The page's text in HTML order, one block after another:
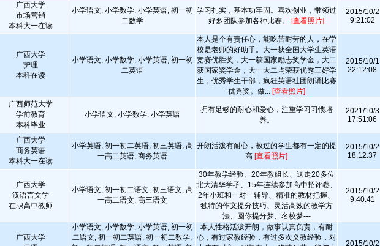
广西大学
市场营销
本科大一在读
小学语文, 小学数学, 小学英语, 初一初
二数学
学习扎实，基本功牢固。喜欢创业，带领过
好多团队参加各种比赛。 [查看照片]
2015/10/2
9:21:02
广西大学
护理
本科在读
小学语文, 小学数学, 小学英语, 初一初
二英语
本人是个有责任心，能吃苦耐劳的人，在学
校是老师的好助手。大一获全国大学生英语
竞赛优胜奖，大一获国家励志奖学金，大二
获国家奖学金，大一大二均荣获优秀三好学
生，优秀学生干部，疯狂英语社团朗诵比赛
优秀奖。做... [查看照片]
2015/10/1
22:12:08
广西师范大学
学前教育
本科毕业
小学语文, 小学数学, 小学英语
拥有足够的耐心和爱心，注重学习习惯培
养。
2021/10/3
17:51:06
广西大学
商务英语
本科大一在读
小学英语, 初一初二英语, 初三英语, 高
一高二英语, 商务英语
开朗活泼有耐心，教过的学生都有一定的提
高 [查看照片]
2015/10/2
18:12:37
广西大学
汉语言文学
在职高中教师
小学语文, 初一初二语文, 初三语文, 高
一高二语文, 高三语文
30年教学经验、20年教组长、送走20多位
北大清华学孑、15年连续参加高中招评卷、
2年小班和一对一辅导、精准的教材把握、
独特的作文提分技巧、灵活高效的教学方
法、圆你提分梦、名校梦---
2015/10/2
9:40:41
广西大学
小学语文, 小学数学, 小学英语, 初一初
二语文, 初一初二英语, 初一初二数学,
本人性格活泼开朗，做事认真负责，有耐
心，有过家教经验，有过多次义教经验，对
2015/10/2